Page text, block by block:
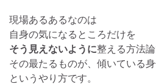
現場あるあるなのは
自身の気になるところだけを
そう見えないように整える方法論
その最たるものが、傾いている
というやり方です。